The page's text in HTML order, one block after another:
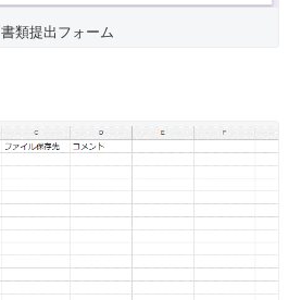
書類提出フォーム